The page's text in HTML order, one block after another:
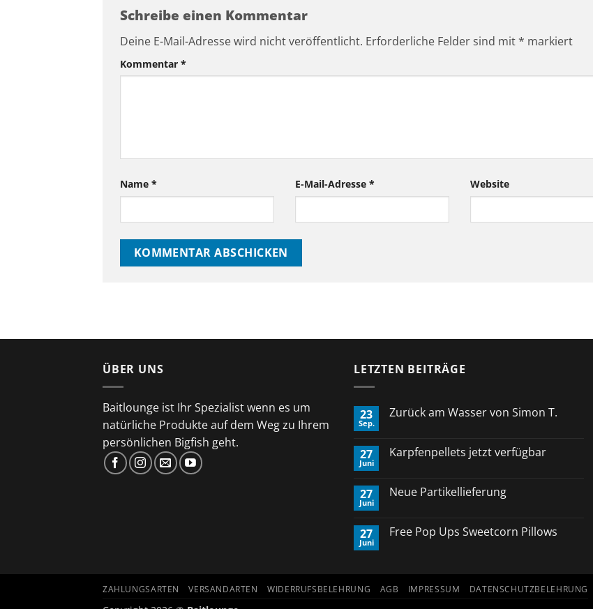
Schreibe einen Kommentar
Deine E-Mail-Adresse wird nicht veröffentlicht. Erforderliche Felder sind mit * markiert
Kommentar *
Name * E-Mail-Adresse * Website
ÜBER UNS
Baitlounge ist Ihr Spezialist wenn es um
natürliche Produkte auf dem Weg zu Ihrem
persönlichen Bigfish geht.
LETZTEN BEITRÄGE
23
Sep.
Zurück am Wasser von Simon T.
Zurück
Simon
T.
27
Juni
Karpfenpellets jetzt verfügbar
Karpfenpellets
27
Juni
Neue Partikellieferung
Neue
27
Juni
Free Pop Ups Sweetcorn Pillows
Free
Ups
ZAHLUNGSARTEN VERSANDARTEN WIDERRUFSBELEHRUNG AGB IMPRESSUM DATENSCHUTZBELEHRUNG